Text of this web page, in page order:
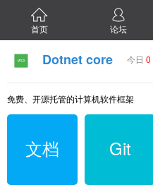
首页 论坛
Dotnet core 今日 0
免费、开源托管的计算机软件框架
文档 Git